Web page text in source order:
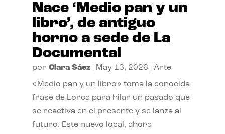
Nace ‘Medio pan y un
libro’, de antiguo
horno a sede de La
Documental
por Clara Sáez| May 13, 2026 Arte
«Medio pan y un libro» toma la conocida
frase de Lorca para hilar un pasado que
se reactiva en el presente y se lanza al
futuro. Este nuevo local, ahora